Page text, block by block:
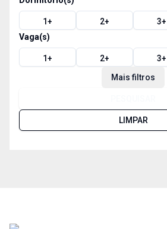
1+ 2+ 3+
Vaga(s)
1+ 2+ 3+
Mais filtros
LIMPAR